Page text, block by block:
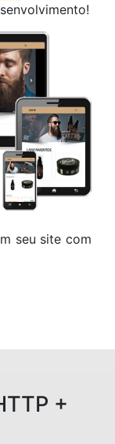
seu site com
+